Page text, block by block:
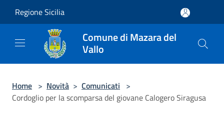
Regione Sicilia
Comune di Mazara del
Vallo
Home > Novità > Comunicati >
Cordoglio per la scomparsa del giovane Calogero Siragusa